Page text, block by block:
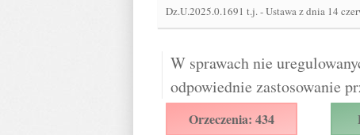
Dz.U.2025.0.1691 t.j.-Ustawa z dnia 14
W sprawach nie
odpowiednie zastosowanie
Orzeczenia: 434